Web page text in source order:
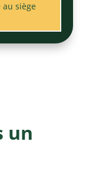
au siège
un